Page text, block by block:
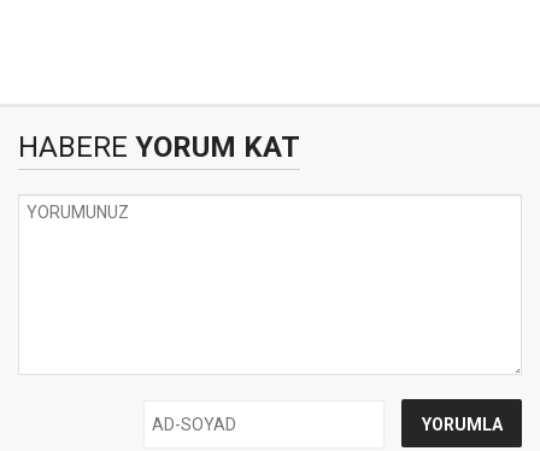
HABERE YORUM KAT